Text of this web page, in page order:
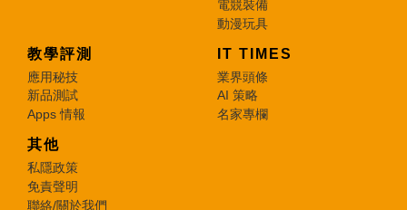
電競裝備
動漫玩具
教學評測
應用秘技
新品測試
Apps 情報
IT TIMES
業界頭條
AI 策略
名家專欄
其他
私隱政策
免責聲明
聯絡/關於我們